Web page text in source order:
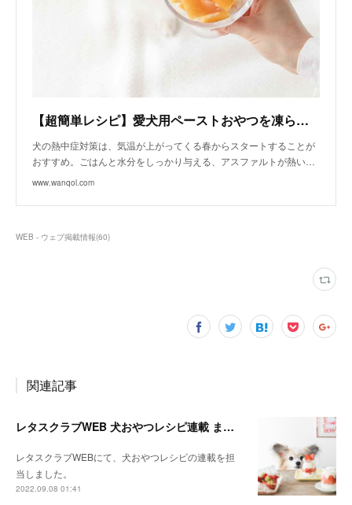
【超簡単レシピ】愛犬用ペーストおやつを凍らせるだけ！調理不要のキューブアイスの作り方♪｜Column / |わんクォール
犬の熱中症対策は、気温が上がってくる春からスタートすることが
おすすめ。ごはんと水分をしっかり与える、アスファルトが熱い…
www.wanqol.com
WEB - ウェブ掲載情報(60)
関連記事
レタスクラブWEB 犬おやつレシピ連載 まとめ
レタスクラブWEBにて、犬おやつレシピの連載を担
当しました。
2022.09.08 01:41